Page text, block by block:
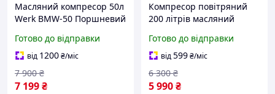
Масляний компресор 50л
Werk BMW-50 Поршневий
Повітряний компресор
продуктивністю 200л/хв
Компресор
Готово до відправки
від 1200₴/міс
7 199₴
7 900 ₴
Компресор повітряний
200 літрів масляний
ресивер 24 л
одноциліндровий для
дачі, гаражу
Готово до відправки
від599₴/міс
5 990₴
6 300 ₴